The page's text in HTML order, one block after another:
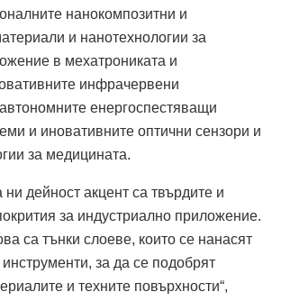
нанокомпозитни и
и нанотехнологии за
в мехатрониката и
инфрачервени
енергоспестяващи
и иновативните оптични сензори и
за медицината.
ни дейност акцент са твърдите и
за индустриално приложение.
са тънки слоеве, които се нанасят
за да се подобрят
и техните повърхности“,